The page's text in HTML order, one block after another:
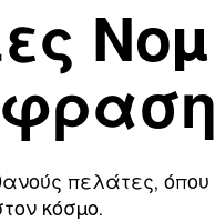
πελάτες, όπου
κόσμο.